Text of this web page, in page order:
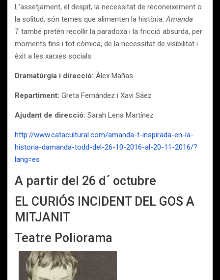
L’assetjament, el despit, la necessitat de reconeixement o
la solitud, són temes que alimenten la història.Amanda
Ttambé pretén recollir la paradoxa i la fricció absurda, per
moments fins i tot còmica, de la necessitat de visibilitat i
èxit a les xarxes socials.
Dramatúrgia i direcció: Àlex Mañas
Repartiment: Greta Fernández i Xavi Sáez
Ajudant de direcció: Sarah Lena Martínez
http://www.catacultural.com/amanda-t-inspirada-en-la-
historia-damanda-todd-del-26-10-2016-al-20-11-2016/?
lang=es
A partir del 26 d´ octubre
EL CURIÓS INCIDENT DEL GOS A
MITJANIT
Teatre Poliorama